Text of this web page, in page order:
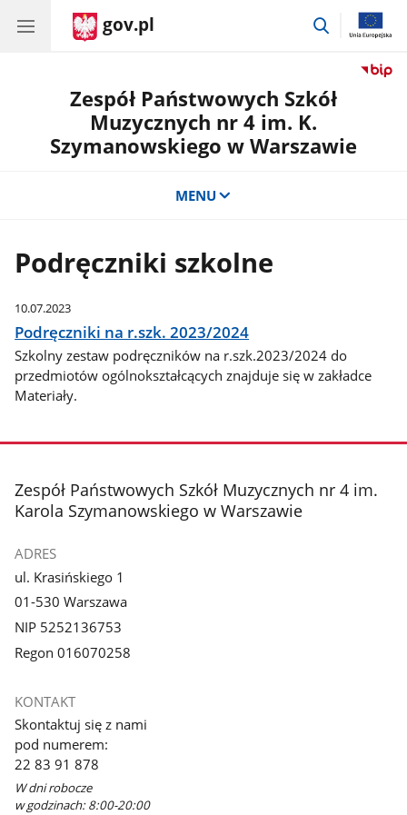
gov.pl
przejdź
Zespół Państwowych Szkół
Muzycznych nr 4 im. K.
Szymanowskiego w Warszawie
MENU
Podręczniki szkolne
10.07.2023
Podręczniki na r.szk. 2023/2024
Szkolny zestaw podręczników na r.szk.2023/2024 do
przedmiotów ogólnokształcących znajduje się w zakładce
Materiały.
stopka
Zespół Państwowych Szkół Muzycznych nr 4 im.
Karola Szymanowskiego w Warszawie
ADRES
ul. Krasińskiego 1
01-530 Warszawa
NIP 5252136753
Regon 016070258
KONTAKT
Skontaktuj się z nami
pod numerem:
22 83 91 878
W dni robocze
w godzinach: 8:00-20:00